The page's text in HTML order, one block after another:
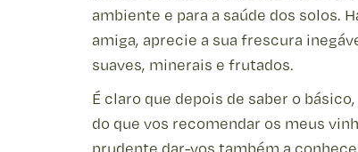
ambiente e para a saúde dos solos.
amiga, aprecie a sua frescura
suaves, minerais e frutados.
É claro que depois de saber o
do que vos recomendar os meus